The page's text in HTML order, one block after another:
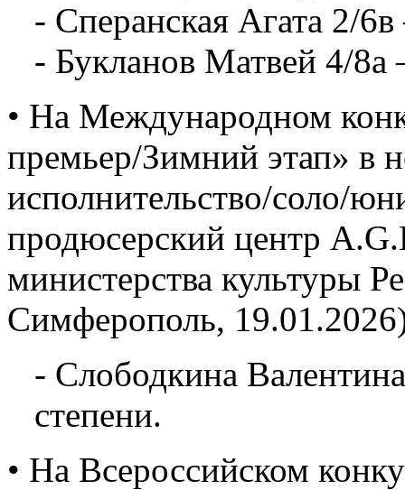
- Сперанская Агата 2/
- Букланов Матвей 4/8а
• На Международном
премьер/Зимний этап» в
исполнительство/соло/
продюсерский центр
министерства культуры
Симферополь,
- Слободкина
степени.
• На Всероссийском